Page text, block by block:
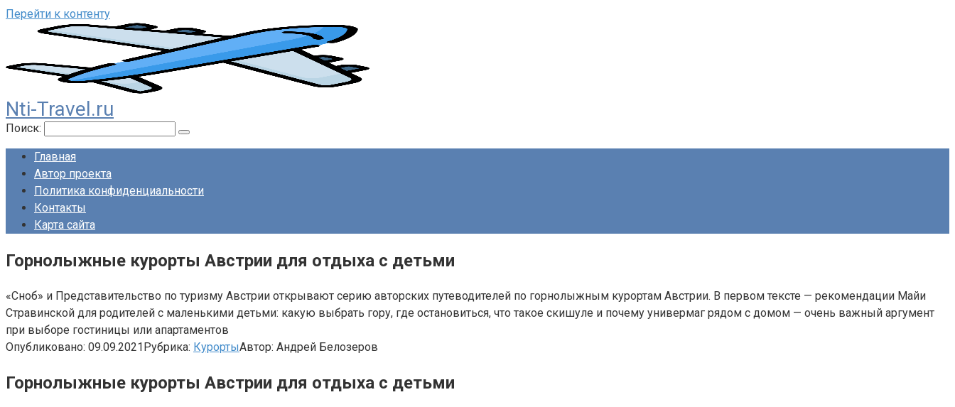
Перейти к контенту
Nti-Travel.ru
Поиск:
Главная
Автор проекта
Политика конфиденциальности
Контакты
Карта сайта
Горнолыжные курорты Австрии для отдыха с детьми
«Сноб» и Представительство по туризму Австрии открывают серию авторских путеводителей по горнолыжным курортам Австрии. В первом тексте — рекомендации Майи
Стравинской для родителей с маленькими детьми: какую выбрать гору, где остановиться, что такое скишуле и почему универмаг рядом с домом — очень важный аргумент
при выборе гостиницы или апартаментов
Опубликовано: 09.09.2021Рубрика: КурортыАвтор: Андрей Белозеров
Горнолыжные курорты Австрии для отдыха с детьми